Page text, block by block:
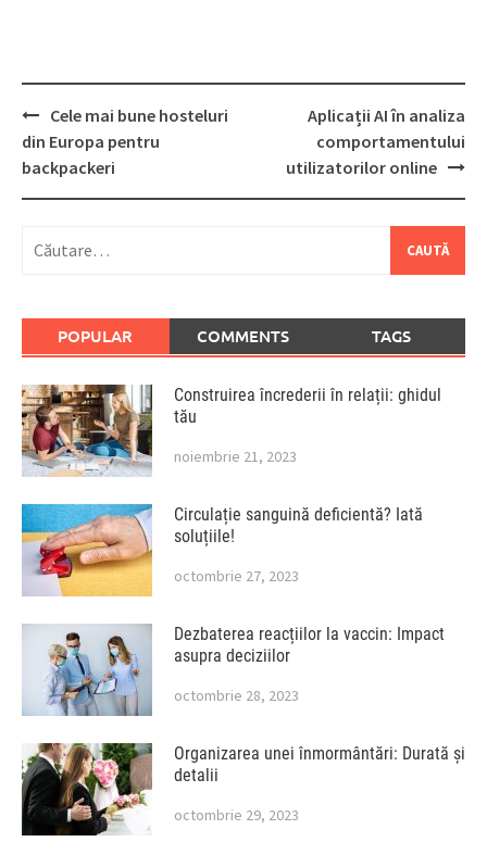
Post
navigation
Cele mai bune hosteluri
din Europa pentru
backpackeri
Aplicații AI în analiza
comportamentului
utilizatorilor online
după:
POPULAR COMMENTS TAGS
Construirea încrederii în relații: ghidul
tău
noiembrie 21, 2023
Circulație sanguină deficientă? Iată
soluțiile!
octombrie 27, 2023
Dezbaterea reacțiilor la vaccin: Impact
asupra deciziilor
octombrie 28, 2023
Organizarea unei înmormântări: Durată și
detalii
octombrie 29, 2023